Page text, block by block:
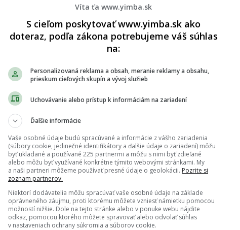
Kritériom pri výbere bola kvalita predošlých realizácií,
prestížne ceny. Ateliéry predkladali maximálne štyri
spolupracovať počas najbližších štyroch rokov na
obnove mestských parkov či budov. Mierka sa bude
(dokumentácie) za desiatky tisíc eur. Podľa MIBu ide
úrovni. Pri menších zadaniach budú tímy projekty
medzi sebou cenou. Pri komplexnejších víziách chce
architektonické súťaže.
priniesla konkrétne ovocie v podobe kvalitných štúdií.
v Sade Janka Kráľa, revitalizáciu horárne na Peknej
alebo novýpark na Kazanskej ulicivo Vrakuni.
úpravu „ zóny Zochova “ a predovšetkýmPlató
Staromestskej vo forme novej parkovej plochy. Realizácia
rokoch.
Víta ťa www.yimba.sk
S cieľom poskytovať www.yimba.sk ako
doteraz, podľa zákona potrebujeme váš súhlas
na:
Personalizovaná reklama a obsah, meranie reklamy a obsahu,
prieskum cieľových skupín a vývoj služieb
Uchovávanie alebo prístup k informáciám na zariadení
Ďalšie informácie
Vaše osobné údaje budú spracúvané a informácie z vášho zariadenia
(súbory cookie, jedinečné identifikátory a ďalšie údaje o zariadení) môžu
byť ukladané a používané 225 partnermi a môžu s nimi byť zdieľané
alebo môžu byť využívané konkrétne týmito webovými stránkami. My
a naši partneri môžeme používať presné údaje o geolokácii. Pozrite si
zoznam partnerov.
Niektorí dodávatelia môžu spracúvať vaše osobné údaje na základe
oprávneného záujmu, proti ktorému môžete vzniesť námietku pomocou
možností nižšie. Dole na tejto stránke alebo v ponuke webu nájdite
odkaz, pomocou ktorého môžete spravovať alebo odvolať súhlas
v nastaveniach ochrany súkromia a súborov cookie.